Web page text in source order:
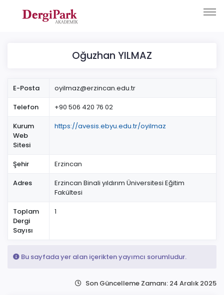
Oğuzhan YILMAZ
E-Posta
oyilmaz@erzincan.edu.tr
Telefon
+90 506 420 76 02
Kurum
Web
Sitesi
https://avesis.ebyu.edu.tr/oyilmaz
Şehir
Erzincan
Adres
Erzincan Binali yıldırım Üniversitesi Eğitim
Fakültesi
Toplam
Dergi
Sayısı
1
Bu sayfada yer alan içerikten yayımcı sorumludur.
Son Güncelleme Zamanı: 24 Aralık 2025